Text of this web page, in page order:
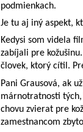
podmienkach.
Je tu aj iný aspekt,
Kedysi som videla
zabíjali pre
človek, ktorý cítil.
Pani Grausová, ak
márnotratnosti tých,
chovu zvierat pre
zamestnancom